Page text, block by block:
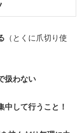
（とくに爪切り使
扱わない
中して行うこと！